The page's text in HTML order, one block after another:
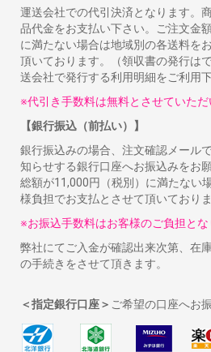
運送会社での代引決済となります。
品代金をお支払い下さい。ご注文金
に満たない場合は地域別の各送料を
頂いております。（領収書の発行は
送会社で発行する利用明細をご
※代引き手数料は無料とさせていただ
【銀行振込（前払い）】
銀行振込みの場合、注文確認メール
知らせする銀行口座へお振込みをお
総額が11,000円（税別）に満たない
様負担でお支払とさせて頂
※お振込手数料はお客様のご負担とな
弊社にてご入金が確認出来次第、在
の手続きをさせて頂きます。
＜指定銀行口座＞ ご希望の口座へお